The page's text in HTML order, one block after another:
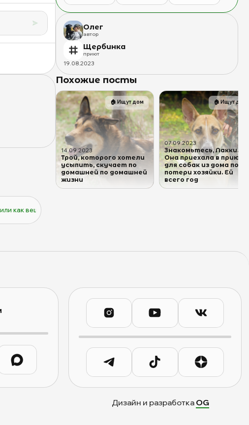
Олег
автор
Щербинка
приют
19.08.2023
Похожие посты
14.09.2023
Трой, которого хотели
усыпить, скучает по
домашней по домашней
жизни
🏠 Ищут дом
07.09.2023
Знакомьтесь, Лакки.
Она приехала в приют
для собак из дома
потери хозяйки. Ей
всего год
🏠 Ищут дом
как вещь и она оказалась ненужным подарком 😢 Ищем ей дом 🙏
Дизайн и разработка OG